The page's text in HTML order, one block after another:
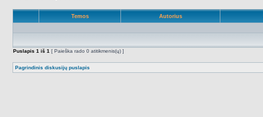
Temos Autorius
Puslapis 1 iš 1 [ Paieška rado 0 atitikmenis(ų) ]
Pagrindinis diskusijų puslapis